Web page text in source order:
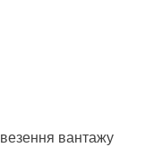
вантажу